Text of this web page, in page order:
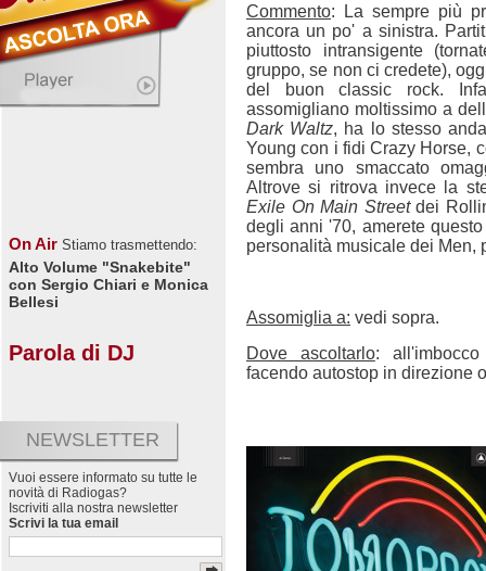
On Air Stiamo trasmettendo:
Alto Volume "Snakebite"
con Sergio Chiari e Monica
Bellesi
Parola di DJ
NEWSLETTER
Vuoi essere informato su tutte le
novità di Radiogas?
Iscriviti alla nostra newsletter
Scrivi la tua email
Commento: La sempre più
ancora un po' a sinistra.
piuttosto intransigente
gruppo, se non ci credete),
del buon classic rock.
assomigliano moltissimo a
Dark Waltz, ha lo stesso
Young con i fidi Crazy Horse,
sembra uno smaccato
Altrove si ritrova invece la
Exile On Main Streetdei
degli anni '70, amerete
personalità musicale dei Men,
Assomiglia a: vedi sopra.
Dove ascoltarlo:
facendo autostop in direzione